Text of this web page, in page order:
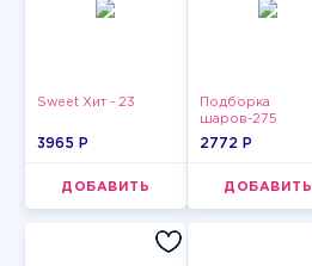
Sweet Хит - 23
3965 P
ДОБАВИТЬ
Подборка
шаров-275
2772 P
ДОБАВИТЬ